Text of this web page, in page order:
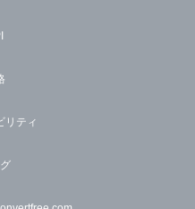
リティ